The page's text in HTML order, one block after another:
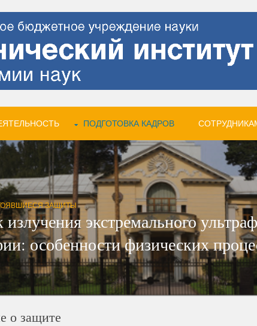
ПОДГОТОВКА КАДРОВ
ЗАЩИТЫ
экстремального
особенности физических
о защите